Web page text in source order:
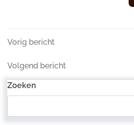
Berichtnavigatie
Vorig
Vorig bericht
Volgend
bericht
Volgend bericht
Zoeken